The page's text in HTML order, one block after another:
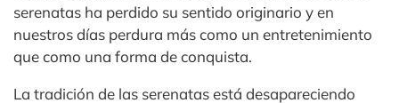
serenatas ha perdido su sentido originario y en
nuestros días perdura más como un entretenimiento
que como una forma de conquista.
La tradición de las serenatas está desapareciendo